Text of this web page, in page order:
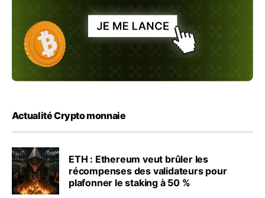
Actualité Crypto monnaie
ETH : Ethereum veut brûler les
récompenses des validateurs pour
plafonner le staking à 50 %